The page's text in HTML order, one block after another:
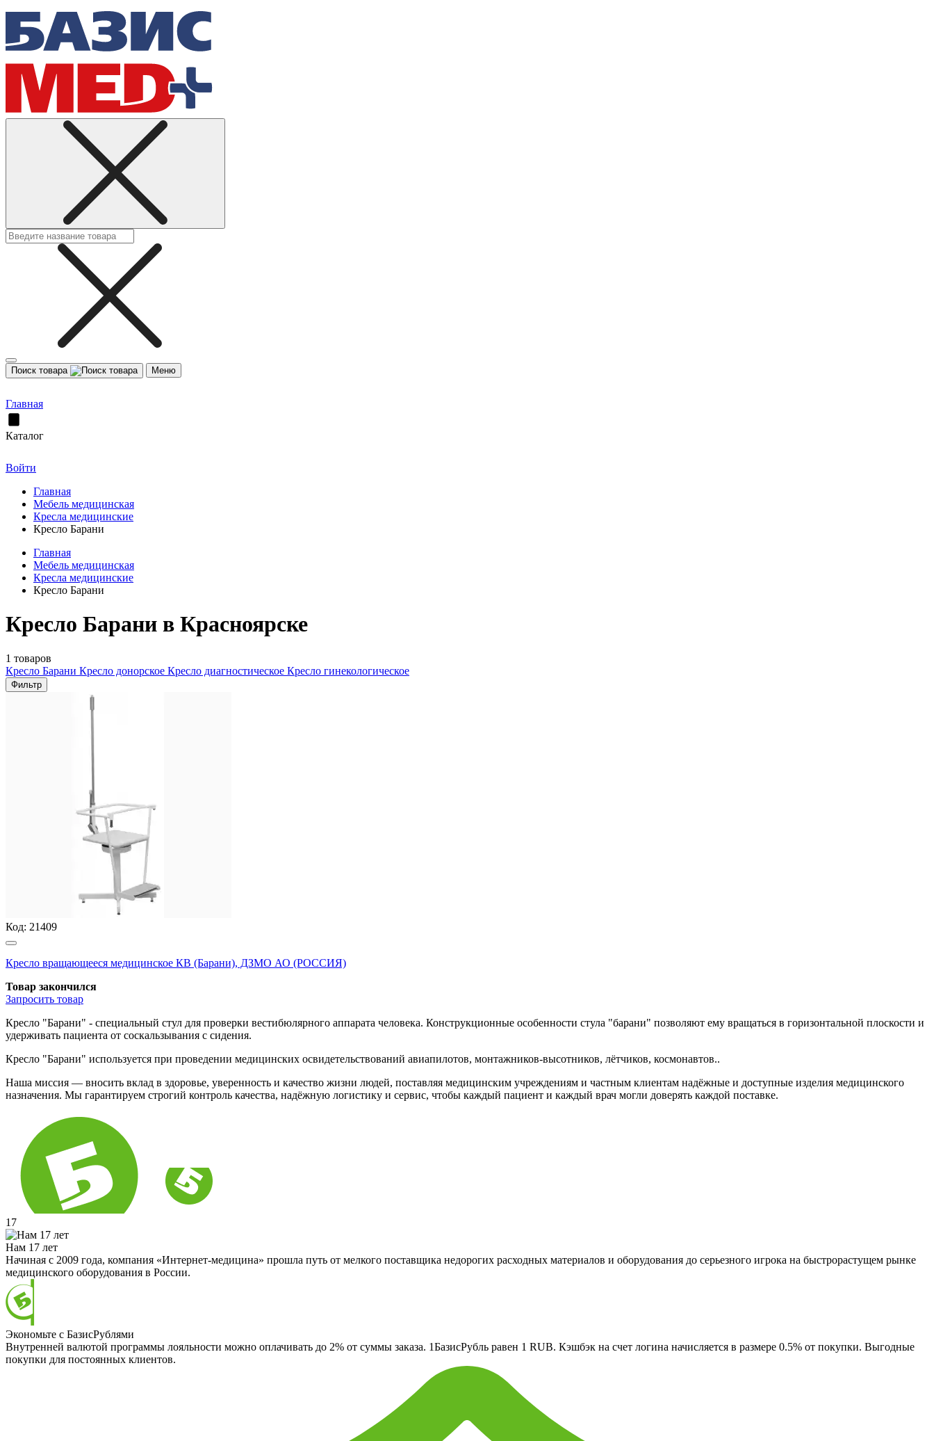
Поиск товара Меню
Главная
Каталог
Войти
Главная
Мебель медицинская
Кресла медицинские
Кресло Барани
Главная
Мебель медицинская
Кресла медицинские
Кресло Барани
Кресло Барани в Красноярске
1 товаров
Кресло Барани Кресло донорское Кресло диагностическое Кресло гинекологическое
Фильтр
Код: 21409
Кресло вращающееся медицинское КВ (Барани), ДЗМО АО (РОССИЯ)
Товар закончился
Запросить товар
Кресло "Барани" - специальный стул для проверки вестибюлярного аппарата человека. Конструкционные особенности стула "барани" позволяют ему вращаться в горизонтальной плоскости и
удерживать пациента от соскальзывания с сидения.
Кресло "Барани" используется при проведении медицинских освидетельствований авиапилотов, монтажников-высотников, лётчиков, космонавтов..
Наша миссия — вносить вклад в здоровье, уверенность и качество жизни людей, поставляя медицинским учреждениям и частным клиентам надёжные и доступные изделия медицинского
назначения. Мы гарантируем строгий контроль качества, надёжную логистику и сервис, чтобы каждый пациент и каждый врач могли доверять каждой поставке.
17
Нам 17 лет
Начиная с 2009 года, компания «Интернет-медицина» прошла путь от мелкого поставщика недорогих расходных материалов и оборудования до серьезного игрока на быстрорастущем рынке
медицинского оборудования в России.
Экономьте с БазисРублями
Внутренней валютой программы лояльности можно оплачивать до 2% от суммы заказа. 1БазисРубль равен 1 RUB. Кэшбэк на счет логина начисляется в размере 0.5% от покупки. Выгодные
покупки для постоянных клиентов.